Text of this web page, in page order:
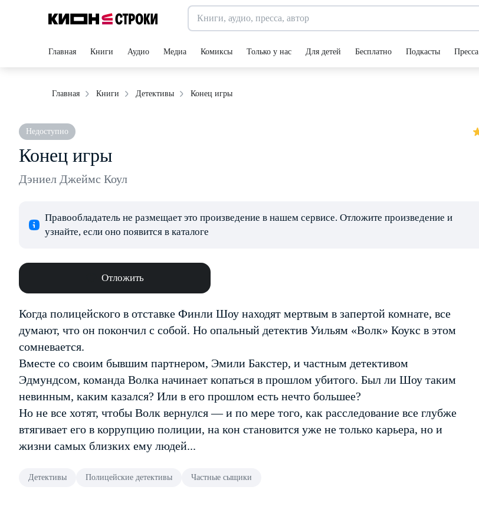
Главная Книги Аудио Медиа Комиксы Только у нас Для детей Бесплатно Подкасты Пресса
Главная Книги Детективы Конец игры
Недоступно
Конец игры
Дэниел Джеймс Коул
Правообладатель не размещает это произведение в нашем сервисе. Отложите произведение и
узнайте, если оно появится в каталоге
Отложить
Когда полицейского в отставке Финли Шоу находят мертвым в запертой комнате, все
думают, что он покончил с собой. Но опальный детектив Уильям «Волк» Коукс в этом
сомневается.
Вместе со своим бывшим партнером, Эмили Бакстер, и частным детективом
Эдмундсом, команда Волка начинает копаться в прошлом убитого. Был ли Шоу таким
невинным, каким казался? Или в его прошлом есть нечто большее?
Но не все хотят, чтобы Волк вернулся — и по мере того, как расследование все глубже
втягивает его в коррупцию полиции, на кон становится уже не только карьера, но и
жизни самых близких ему людей...
Детективы Полицейские детективы Частные сыщики